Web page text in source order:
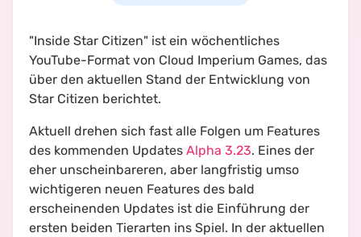
"Inside Star Citizen" ist ein wöchentliches
YouTube-Format von Cloud Imperium Games, das
über den aktuellen Stand der Entwicklung von
Star Citizen berichtet.
Aktuell drehen sich fast alle Folgen um Features
des kommenden Updates Alpha 3.23. Eines der
eher unscheinbareren, aber langfristig umso
wichtigeren neuen Features des bald
erscheinenden Updates ist die Einführung der
ersten beiden Tierarten ins Spiel. In der aktuellen